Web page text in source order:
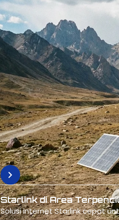
Starlink untuk
Mendukung kerja remote dan
konsisten.